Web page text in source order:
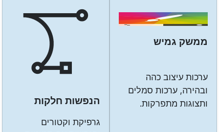
ממשק גמיש
ערכות עיצוב כהה
ובהירה, ערכות סמלים
ותצוגות מתפרקות.
הנפשות חלקות
גרפיקת וקטורים